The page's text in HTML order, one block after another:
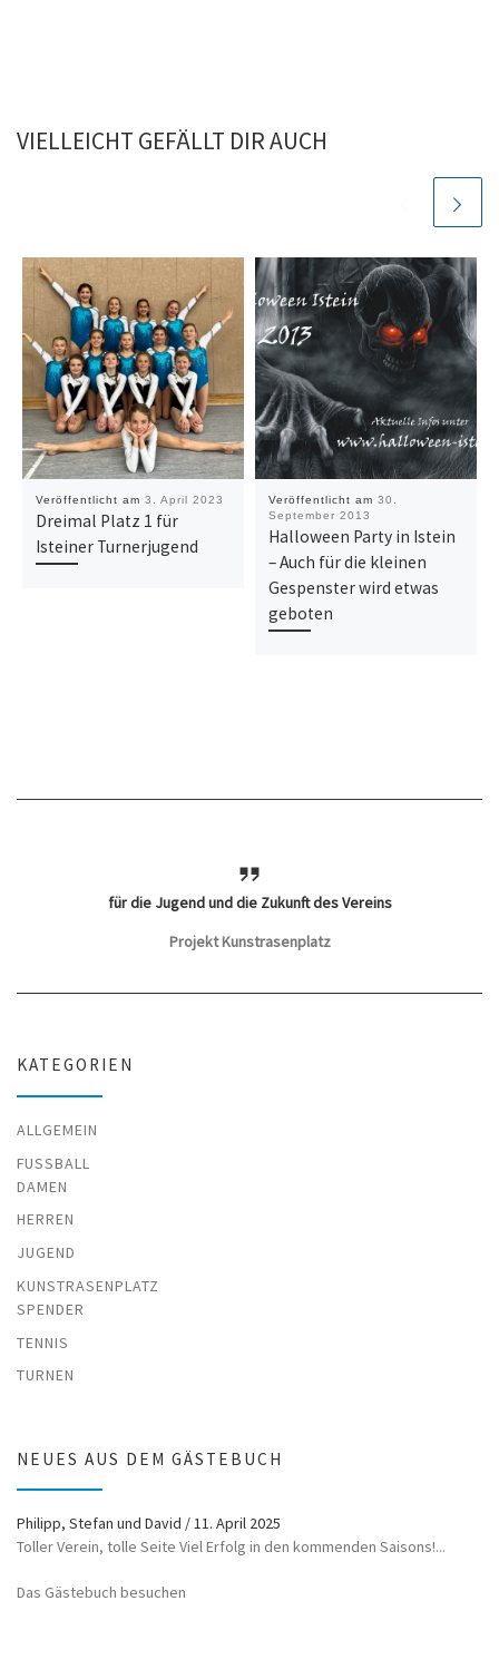
VIELLEICHT GEFÄLLT DIR AUCH
Veröffentlicht am 3. April 2023
Dreimal Platz 1 für
Isteiner Turnerjugend
Veröffentlicht am 30.
September 2013
Halloween Party in Istein
– Auch für die kleinen
Gespenster wird etwas
geboten
für die Jugend und die Zukunft des Vereins
Projekt Kunstrasenplatz
KATEGORIEN
ALLGEMEIN
FUSSBALL
DAMEN
HERREN
JUGEND
KUNSTRASENPLATZ
SPENDER
TENNIS
TURNEN
NEUES AUS DEM GÄSTEBUCH
Philipp, Stefan und David /11. April 2025
Toller Verein, tolle Seite Viel Erfolg in den kommenden Saisons!...
Das Gästebuch besuchen